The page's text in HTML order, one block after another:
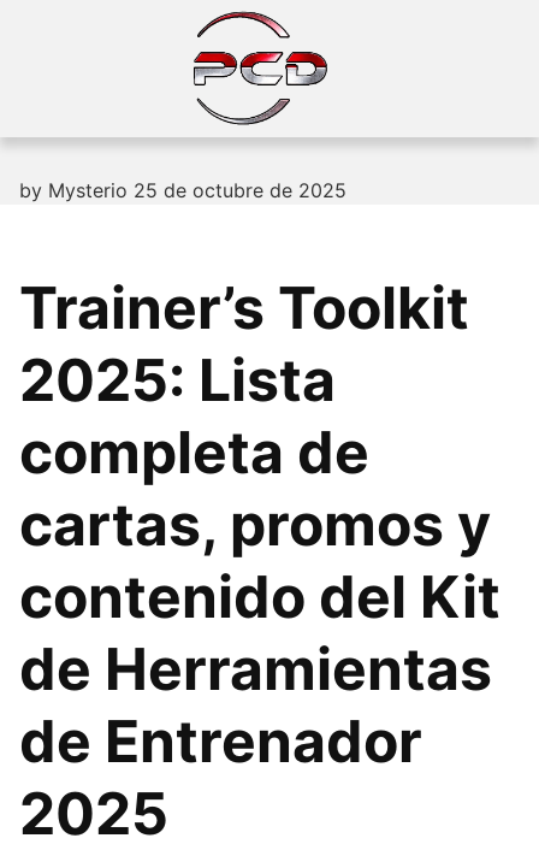
by Mysterio 25 de octubre de 2025
Trainer’s Toolkit
2025: Lista
completa de
cartas, promos y
contenido del Kit
de Herramientas
de Entrenador
2025